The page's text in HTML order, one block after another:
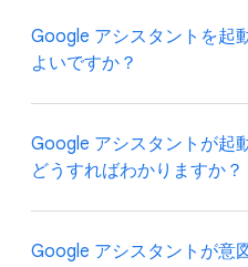
Google アシスタントを​起
よいですか？
Google アシスタントは、​
応じていく​つかの​方法で​
起動したりする​ことがで
Google アシスタントが​起
どう​すれば​わかりますか？
画面上の​インジケーター
Google アシスタントが​意